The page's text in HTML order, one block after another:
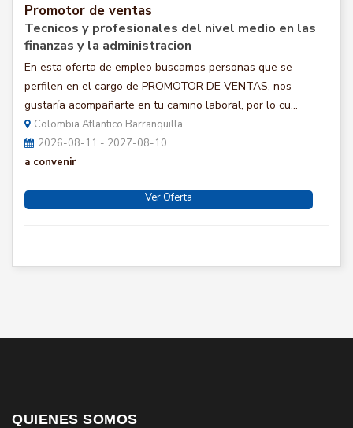
Promotor de ventas
Tecnicos y profesionales del nivel medio en las
finanzas y la administracion
En esta oferta de empleo buscamos personas que se
perfilen en el cargo de PROMOTOR DE VENTAS, nos
gustaría acompañarte en tu camino laboral, por lo cu...
Colombia Atlantico Barranquilla
2026-08-11 - 2027-08-10
a convenir
Ver Oferta
QUIENES SOMOS